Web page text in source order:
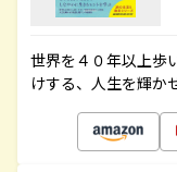
世界を４０年以上歩
けする、人生を輝か